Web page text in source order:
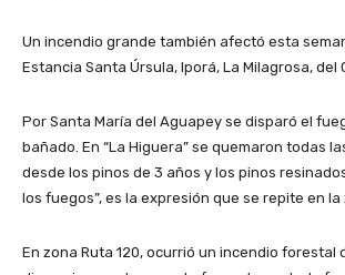
Un incendio grande también afectó esta
Estancia Santa Úrsula, Iporá, La Milagrosa, del
Por Santa María del Aguapey se disparó el
bañado. En “La Higuera” se quemaron todas
desde los pinos de 3 años y los pinos
los fuegos”, es la expresión que se repite en la
En zona Ruta 120, ocurrió un incendio forestal